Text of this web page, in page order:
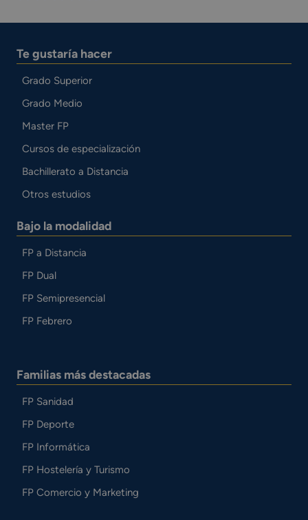
Te gustaría hacer
Grado Superior
Grado Medio
Master FP
Cursos de especialización
Bachillerato a Distancia
Otros estudios
Bajo la modalidad
FP a Distancia
FP Dual
FP Semipresencial
FP Febrero
Familias más destacadas
FP Sanidad
FP Deporte
FP Informática
FP Hostelería y Turismo
FP Comercio y Marketing